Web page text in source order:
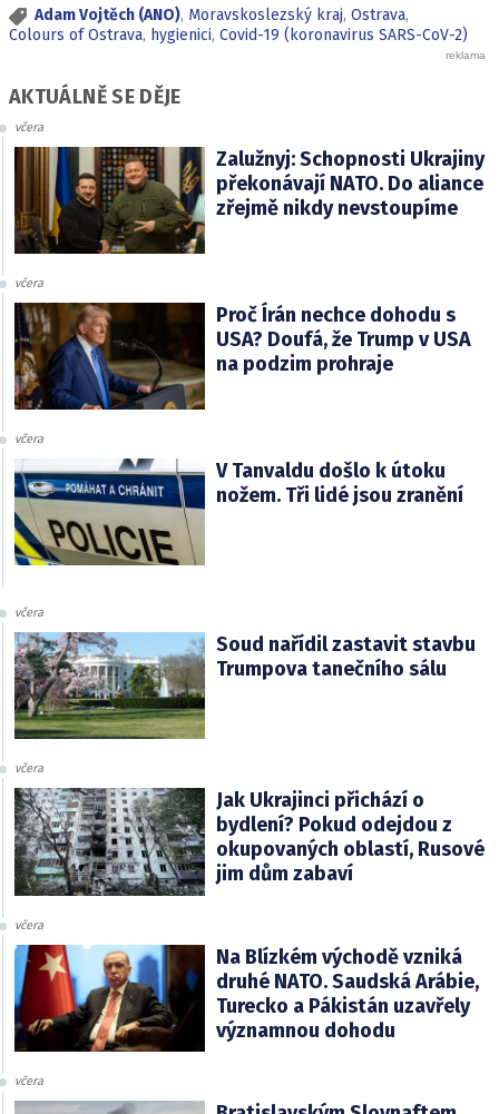
Adam Vojtěch (ANO), Moravskoslezský kraj, Ostrava,
Colours of Ostrava, hygienici, Covid-19 (koronavirus SARS-CoV-2)
AKTUÁLNĚ SE DĚJE
včera
Zalužnyj: Schopnosti Ukrajiny
překonávají NATO. Do aliance
zřejmě nikdy nevstoupíme
včera
Proč Írán nechce dohodu s
USA? Doufá, že Trump v USA
na podzim prohraje
včera
V Tanvaldu došlo k útoku
nožem. Tři lidé jsou zranění
včera
Soud nařídil zastavit stavbu
Trumpova tanečního sálu
včera
Jak Ukrajinci přichází o
bydlení? Pokud odejdou z
okupovaných oblastí, Rusové
jim dům zabaví
včera
Na Blízkém východě vzniká
druhé NATO. Saudská Arábie,
Turecko a Pákistán uzavřely
významnou dohodu
včera